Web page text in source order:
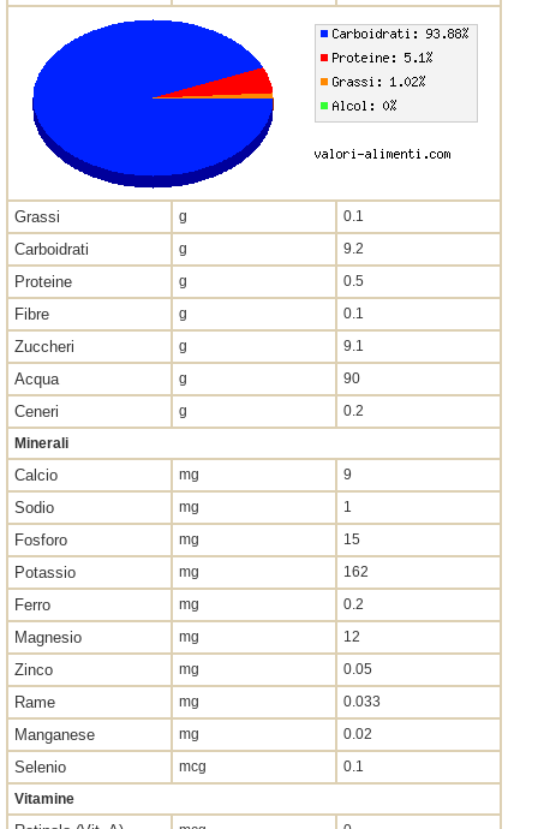
Grassi g 0.1
Carboidrati g 9.2
Proteine g 0.5
Fibre g 0.1
Zuccheri g 9.1
Acqua g 90
Ceneri g
0.2
Minerali
Calcio mg 9
Sodio mg 1
Fosforo mg 15
Potassio mg 162
Ferro mg 0.2
Magnesio mg 12
Zinco mg 0.05
Rame mg 0.033
Manganese mg 0.02
Selenio mcg
0.1
Vitamine